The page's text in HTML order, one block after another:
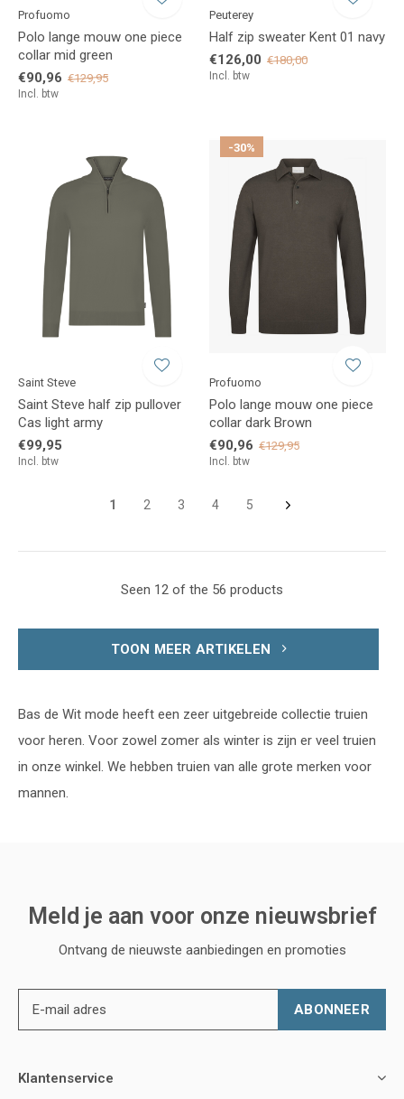
Profuomo
Polo lange mouw one piece
collar mid green
€90,96 €129,95
Incl. btw
Peuterey
Half zip sweater Kent 01 navy
€126,00 €180,00
Incl. btw
Saint Steve
Saint Steve half zip pullover
Cas light army
€99,95
Incl. btw
-30%
Profuomo
Polo lange mouw one piece
collar dark Brown
€90,96 €129,95
Incl. btw
1 2 3 4 5
Seen 12 of the 56 products
TOON MEER ARTIKELEN
Bas de Wit mode heeft een zeer uitgebreide collectie truien
voor heren. Voor zowel zomer als winter is zijn er veel truien
in onze winkel. We hebben truien van alle grote merken voor
mannen.
Meld je aan voor onze nieuwsbrief
Ontvang de nieuwste aanbiedingen en promoties
ABONNEER
Klantenservice